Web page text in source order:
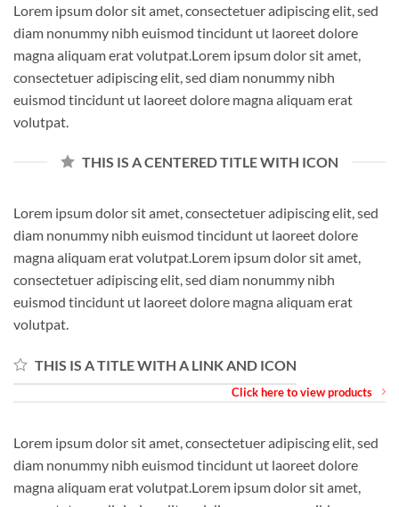
Lorem ipsum dolor sit amet, consectetuer adipiscing elit, sed
diam nonummy nibh euismod tincidunt ut laoreet dolore
magna aliquam erat volutpat.Lorem ipsum dolor sit amet,
consectetuer adipiscing elit, sed diam nonummy nibh
euismod tincidunt ut laoreet dolore magna aliquam erat
volutpat.
THIS IS A CENTERED TITLE WITH ICON
Lorem ipsum dolor sit amet, consectetuer adipiscing elit, sed
diam nonummy nibh euismod tincidunt ut laoreet dolore
magna aliquam erat volutpat.Lorem ipsum dolor sit amet,
consectetuer adipiscing elit, sed diam nonummy nibh
euismod tincidunt ut laoreet dolore magna aliquam erat
volutpat.
THIS IS A TITLE WITH A LINK AND ICON
Click here to view products
Lorem ipsum dolor sit amet, consectetuer adipiscing elit, sed
diam nonummy nibh euismod tincidunt ut laoreet dolore
magna aliquam erat volutpat.Lorem ipsum dolor sit amet,